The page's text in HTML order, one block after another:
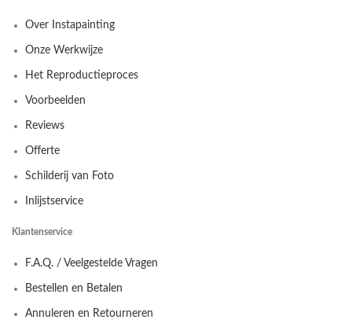
Over Instapainting
Onze Werkwijze
Het Reproductieproces
Voorbeelden
Reviews
Offerte
Schilderij van Foto
Inlijstservice
Klantenservice
F.A.Q. / Veelgestelde Vragen
Bestellen en Betalen
Annuleren en Retourneren